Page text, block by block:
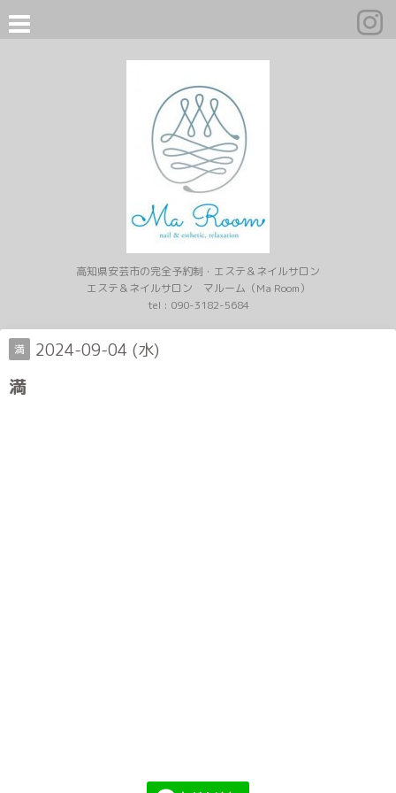
高知県安芸市の完全予約制・エステ＆ネイルサロン
エステ＆ネイルサロン マルーム（Ma Room）
tel : 090-3182-5684
満 2024-09-04 (水)
満